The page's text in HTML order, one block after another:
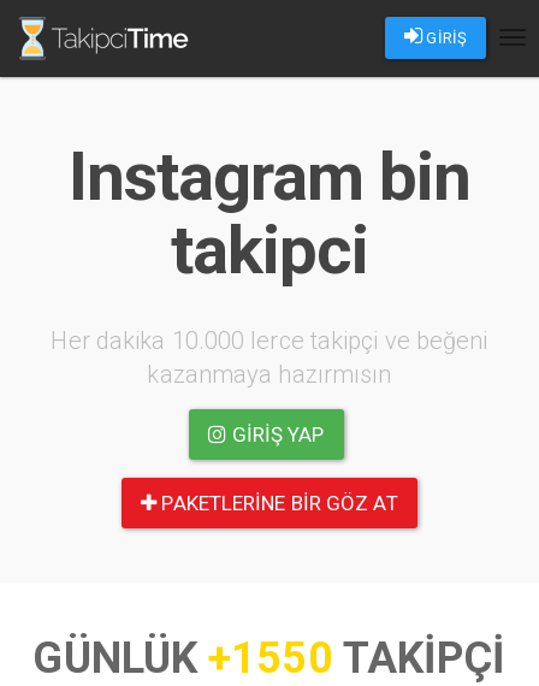
GİRİŞ
Instagram bin
takipci
Her dakika 10.000 lerce takipçi ve beğeni
kazanmaya hazırmısın
GIRIŞ YAP
PAKETLERINE BIR GÖZ AT
GÜNLÜK+1550 TAKİPÇİ